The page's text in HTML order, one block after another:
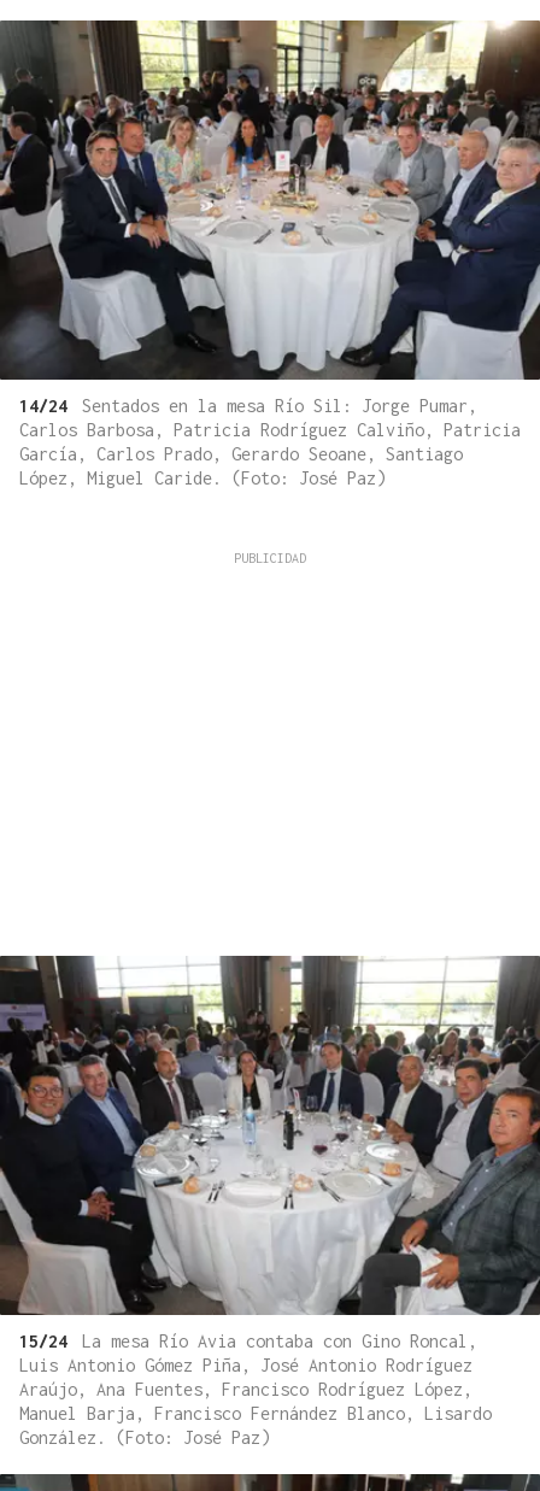
14/24
Sentados en la mesa Río Sil: Jorge Pumar,
Carlos Barbosa, Patricia Rodríguez Calviño, Patricia
García, Carlos Prado, Gerardo Seoane, Santiago
López, Miguel Caride. (Foto: José Paz)
15/24
La mesa Río Avia contaba con Gino Roncal,
Luis Antonio Gómez Piña, José Antonio Rodríguez
Araújo, Ana Fuentes, Francisco Rodríguez López,
Manuel Barja, Francisco Fernández Blanco, Lisardo
González. (Foto: José Paz)